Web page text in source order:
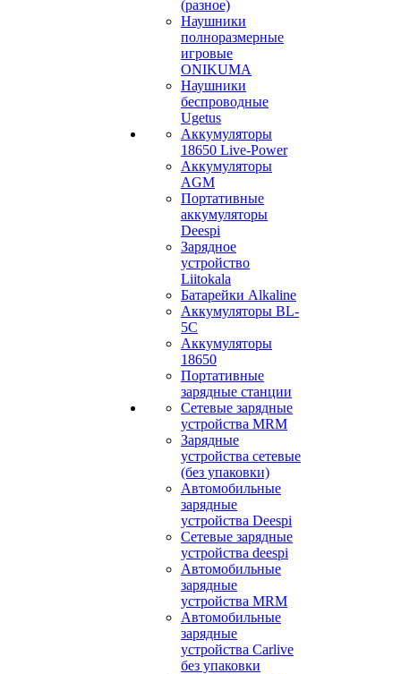
(разное)
Наушники
полноразмерные
игровые
ONIKUMA
Наушники
беспроводные
Ugetus
Аккумуляторы
18650 Live-Power
Аккумуляторы
АGM
Портативные
аккумуляторы
Deespi
Зарядное
устройство
Liitokala
Батарейки Alkaline
Аккумуляторы BL-
5C
Аккумуляторы
18650
Портативные
зарядные станции
Сетевые зарядные
устройства MRM
Зарядные
устройства сетевые
(без упаковки)
Автомобильные
зарядные
устройства Deespi
Сетевые зарядные
устройства deespi
Автомобильные
зарядные
устройства MRM
Автомобильные
зарядные
устройства Carlive
без упаковки